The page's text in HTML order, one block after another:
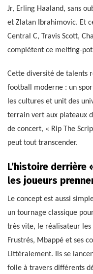
Jr, Erling Haaland, sans
et Zlatan Ibrahimovic. Et
Central C, Travis Scott,
complètent ce melting-pot
Cette diversité de talents
football moderne : un
les cultures et unit des
terrain vert aux plateaux
de concert, « Rip The
peut tout transcender.
L’histoire derrière
les joueurs
Le concept est aussi
un tournage classique
très vite, le réalisateur
Frustrés, Mbappé et ses
Littéralement. Ils se
folle à travers différents